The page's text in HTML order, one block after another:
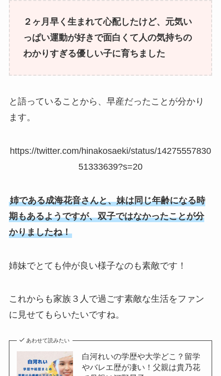
２ヶ月早く生まれて心配したけど、元気い
っぱい運動が好きで面白くて人の気持ちの
わかりすぎる優しい子に育ちました
と語っていることから、早産だったことが分かり
ます。
https://twitter.com/hinakosaeki/status/14275557830
51333639?s=20
姉である成海花音さんと、妹は同じ年齢になる時
期もあるようですが、双子ではなかったことが分
かりましたね！
姉妹でとても仲が良い様子なのも素敵です！
これからも家族３人で過ごす素敵な生活をファン
に見せてもらいたいですね。
あわせて読みたい
白河れいの学歴や大学どこ？留学
やバレエ歴が凄い！父親は貴乃花